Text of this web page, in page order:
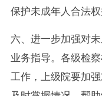
保护未成年人合法
六、进一步加强对
业务指导。各级检
工作，上级院要加